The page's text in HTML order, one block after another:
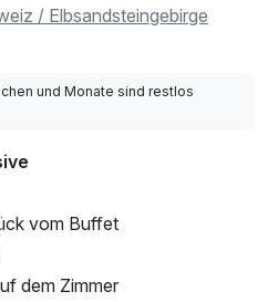
/ Elbsandsteingebirge
und Monate sind restlos
vom Buffet
dem Zimmer